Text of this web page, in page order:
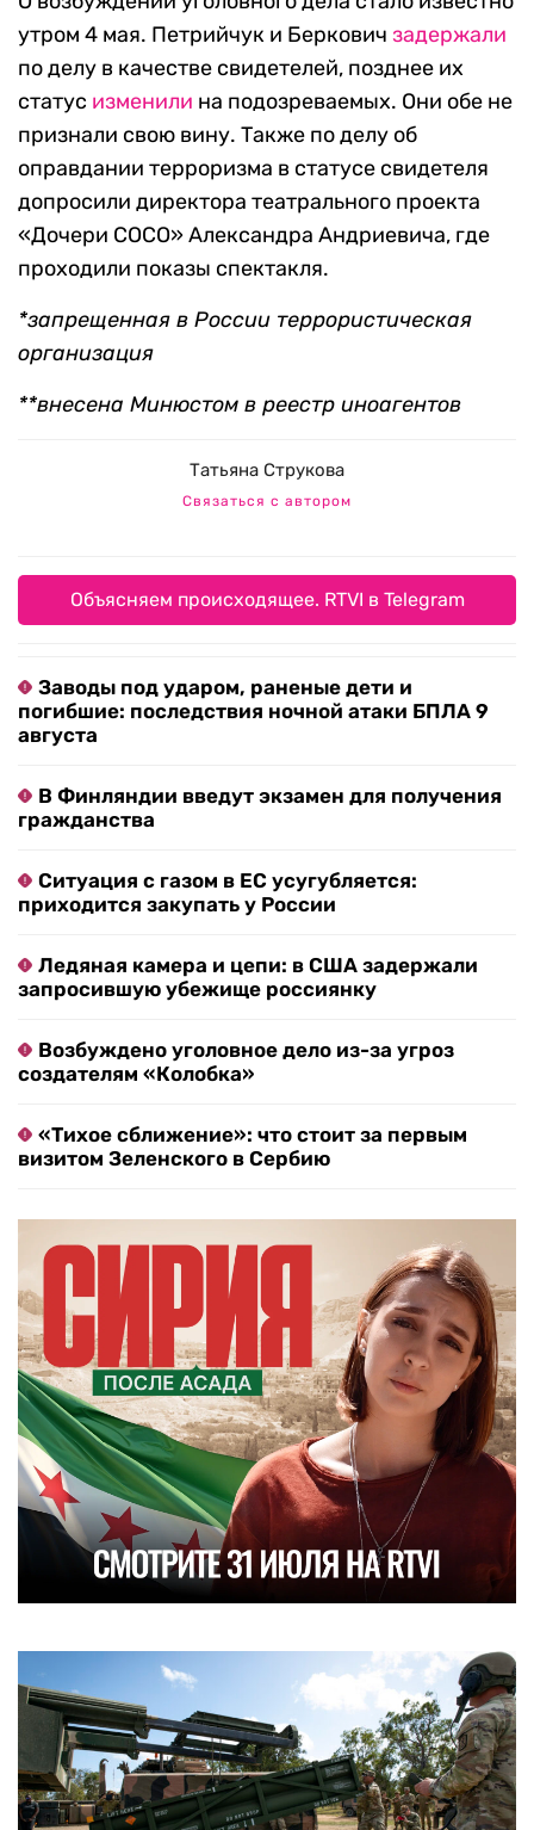
утром 4 мая. Петрийчук и Беркович задержали
по делу в качестве свидетелей, позднее их
статус изменили на подозреваемых. Они обе не
признали свою вину. Также по делу об
оправдании терроризма в статусе свидетеля
допросили директора театрального проекта
«Дочери СОСО» Александра Андриевича, где
проходили показы спектакля.
*запрещенная в России террористическая
организация
**внесена Минюстом в реестр иноагентов
Татьяна Струкова
Связаться с автором
Объясняем происходящее. RTVI в Telegram
Заводы под ударом, раненые дети и
погибшие: последствия ночной атаки БПЛА 9
августа
В Финляндии введут экзамен для получения
гражданства
Ситуация с газом в ЕС усугубляется:
приходится закупать у России
Ледяная камера и цепи: в США задержали
запросившую убежище россиянку
Возбуждено уголовное дело из-за угроз
создателям «Колобка»
«Тихое сближение»: что стоит за первым
визитом Зеленского в Сербию